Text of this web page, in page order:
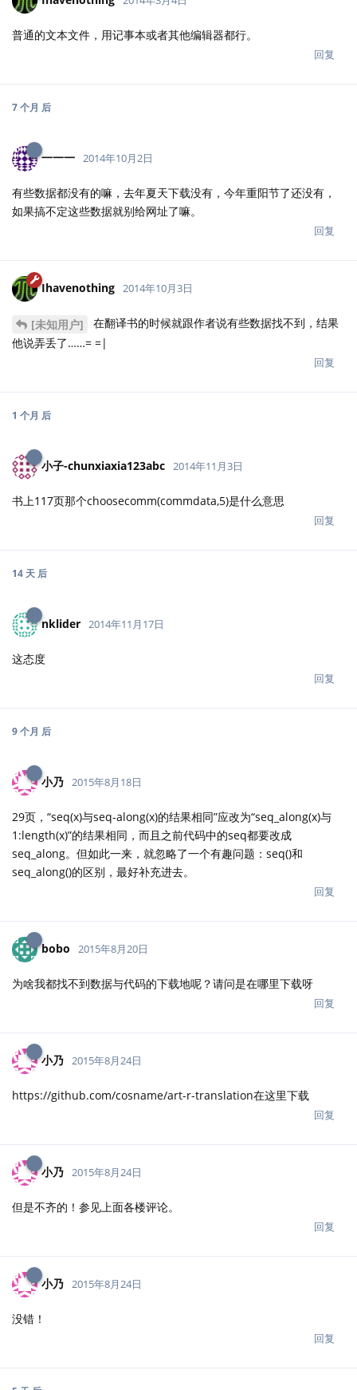
普通的文本文件，用记事本或者其他编辑器都行。
回复
7 个月 后
一一一 2014年10月2日
有些数据都没有的嘛，去年夏天下载没有，今年重阳节了还没有，
如果搞不定这些数据就别给网址了嘛。
回复
Ihavenothing 2014年10月3日
[未知用户]
在翻译书的时候就跟作者说有些数据找不到，结果
他说弄丢了……= =|
回复
1 个月 后
小子-chunxiaxia123abc 2014年11月3日
书上117页那个choosecomm(commdata,5)是什么意思
回复
14 天 后
nklider 2014年11月17日
这态度
回复
9 个月 后
小乃 2015年8月18日
29页，“seq(x)与seq-along(x)的结果相同”应改为“seq_along(x)与
1:length(x)”的结果相同，而且之前代码中的seq都要改成
seq_along。但如此一来，就忽略了一个有趣问题：seq()和
seq_along()的区别，最好补充进去。
回复
bobo 2015年8月20日
为啥我都找不到数据与代码的下载地呢？请问是在哪里下载呀
回复
小乃 2015年8月24日
https://github.com/cosname/art-r-translation在这里下载
回复
小乃 2015年8月24日
但是不齐的！参见上面各楼评论。
回复
小乃 2015年8月24日
没错！
回复